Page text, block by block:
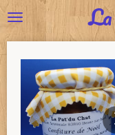
Passer
principal